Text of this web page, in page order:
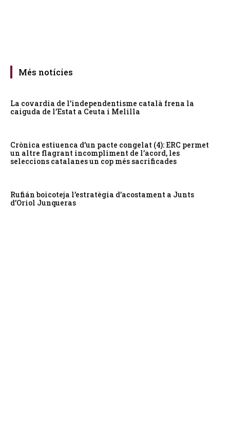
Més notícies
La covardia de l’independentisme català frena la
caiguda de l’Estat a Ceuta i Melilla
Crònica estiuenca d’un pacte congelat (4): ERC permet
un altre flagrant incompliment de l’acord, les
seleccions catalanes un cop més sacrificades
Rufián boicoteja l’estratègia d’acostament a Junts
d’Oriol Junqueras